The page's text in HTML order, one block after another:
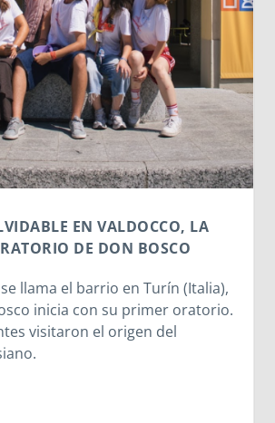
que jugamos con la inteligencia
nuestra imagen para generar
gracioso, en el fondo estamos
una parte de nuestra identidad. El
facial no es un simple pasatiempo
nuestra cara es una seña de